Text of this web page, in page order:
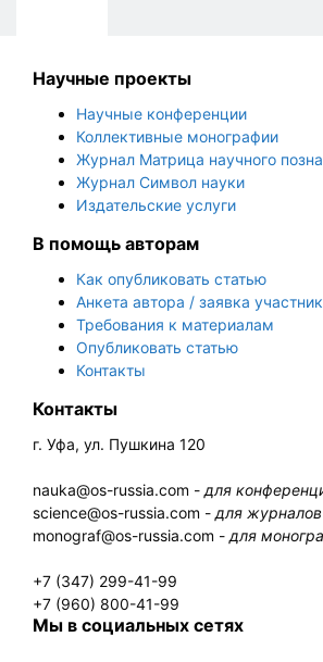
Научные проекты
Научные конференции
Коллективные монографии
Журнал Матрица научного
Журнал Символ науки
Издательские услуги
В помощь авторам
Как опубликовать статью
Анкета автора / заявка
Требования к материалам
Опубликовать статью
Контакты
Контакты
г. Уфа, ул. Пушкина 120
nauka@os-russia.com - для
science@os-russia.com - для журналов
monograf@os-russia.com - для
+7 (347) 299-41-99
+7 (960) 800-41-99
Мы в социальных сетях